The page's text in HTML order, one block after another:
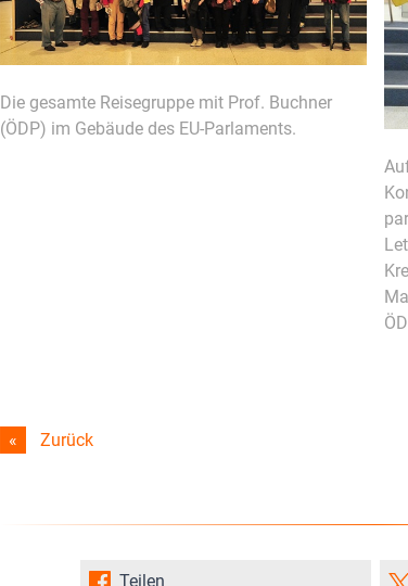
Die gesamte Reisegruppe mit Prof. Buchner
(ÖDP) im Gebäude des EU-Parlaments.
Zurück
Teilen